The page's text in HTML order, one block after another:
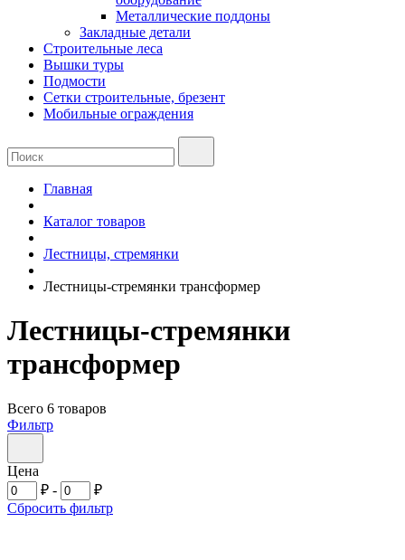
Металлические поддоны
Закладные детали
Строительные леса
Вышки туры
Подмости
Сетки строительные, брезент
Мобильные ограждения
Главная
Каталог товаров
Лестницы, стремянки
Лестницы-стремянки трансформер
Лестницы-стремянки
трансформер
Всего 6 товаров
Фильтр
Цена
₽ -
₽
Сбросить фильтр